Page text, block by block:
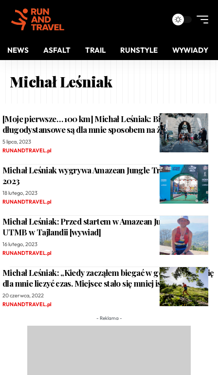
NEWS ASFALT TRAIL RUNSTYLE WYWIADY
Michał Leśniak
[Moje pierwsze… 100 km] Michał Leśniak: Biegi
długodystansowe są dla mnie sposobem na życie
5 lipca, 2023
RUNANDTRAVEL.pl
Michał Leśniak wygrywa Amazean Jungle Trail by UTMB
2023
18 lutego, 2023
RUNANDTRAVEL.pl
Michał Leśniak: Przed startem w Amazean Jungle Trail by
UTMB w Tajlandii [wywiad]
16 lutego, 2023
RUNANDTRAVEL.pl
Michał Leśniak: „Kiedy zacząłem biegać w górach zaczął się
dla mnie liczyć czas. Miejsce stało się mniej istotne”.
20 czerwca, 2022
RUNANDTRAVEL.pl
- Reklama -